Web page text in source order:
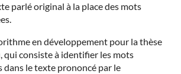
parlé original à la place des mots
en développement pour la thèse
qui consiste à identifier les mots
dans le texte prononcé par le